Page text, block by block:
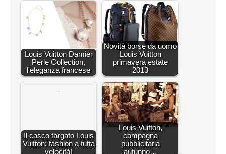
Louis Vuitton Damier
Perle Collection,
l'eleganza francese
Novità borse da uomo
Louis Vuitton
primavera estate
2013
Il casco targato Louis
Vuitton: fashion a tutta
velocità!
Louis Vuitton,
campagna
pubblicitaria
autunno…